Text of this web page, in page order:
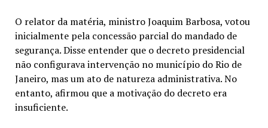
O relator da matéria, ministro Joaquim Barbosa, votou
inicialmente pela concessão parcial do mandado de
segurança. Disse entender que o decreto presidencial
não configurava intervenção no município do Rio de
Janeiro, mas um ato de natureza administrativa. No
entanto, afirmou que a motivação do decreto era
insuficiente.